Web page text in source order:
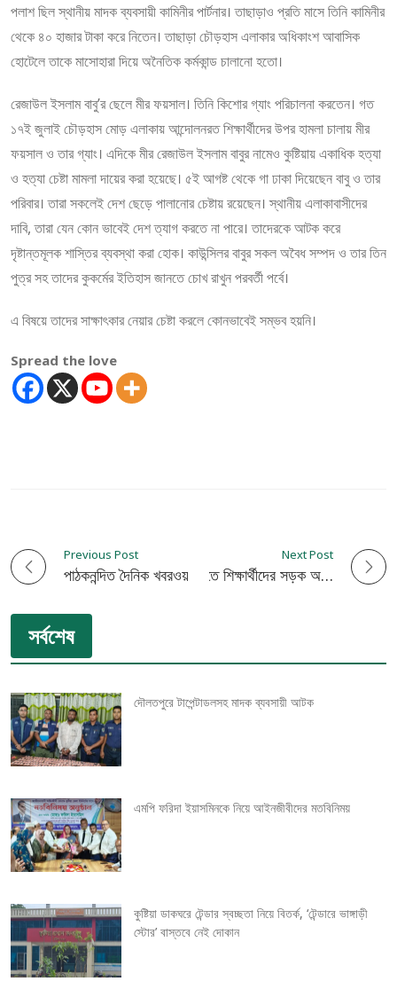
পলাশ ছিল স্থানীয় মাদক ব্যবসায়ী কামিনীর পার্টনার। তাছাড়াও প্রতি মাসে তিনি কামিনীর
থেকে ৪০ হাজার টাকা করে নিতেন। তাছাড়া চৌড়হাস এলাকার অধিকাংশ আবাসিক
হোটেলে তাকে মাসোহারা দিয়ে অনৈতিক কর্মকান্ড চালানো হতো।
রেজাউল ইসলাম বাবু’র ছেলে মীর ফয়সাল। তিনি কিশোর গ্যাং পরিচালনা করতেন। গত
১৭ই জুলাই চৌড়হাস মোড় এলাকায় আন্দোলনরত শিক্ষার্থীদের উপর হামলা চালায় মীর
ফয়সাল ও তার গ্যাং। এদিকে মীর রেজাউল ইসলাম বাবুর নামেও কুষ্টিয়ায় একাধিক হত্যা
ও হত্যা চেষ্টা মামলা দায়ের করা হয়েছে। ৫ই আগষ্ট থেকে গা ঢাকা দিয়েছেন বাবু ও তার
পরিবার। তারা সকলেই দেশ ছেড়ে পালানোর চেষ্টায় রয়েছেন। স্থানীয় এলাকাবাসীদের
দাবি, তারা যেন কোন ভাবেই দেশ ত্যাগ করতে না পারে। তাদেরকে আটক করে
দৃষ্টান্তমূলক শাস্তির ব্যবস্থা করা হোক। কাউন্সিলর বাবুর সকল অবৈধ সম্পদ ও তার তিন
পুত্র সহ তাদের কুকর্মের ইতিহাস জানতে চোখ রাখুন পরবর্তী পর্বে।
এ বিষয়ে তাদের সাক্ষাৎকার নেয়ার চেষ্টা করলে কোনভাবেই সম্ভব হয়নি।
Spread the love
P
o
t
n
a
v
i
a
t
Previous Post
পাঠকনন্দিত দৈনিক খবরওয়ালা পত্রিকার ১ম বর্ষ উদযাপন
Next Post
শিক্ষকের পদত্যাগের দাবিতে শিক্ষার্থীদের সড়ক অবরোধ: ২ শিক্ষক সাময়িক বরখাস্ত
সর্বশেষ
দৌলতপুরে টাপেন্টাডলসহ মাদক ব্যবসায়ী আটক
এমপি ফরিদা ইয়াসমিনকে নিয়ে আইনজীবীদের মতবিনিময়
কুষ্টিয়া ডাকঘরে টেন্ডার স্বচ্ছতা নিয়ে বিতর্ক, ‘টেন্ডারে ভাঙ্গাড়ী
স্টোর’ বাস্তবে নেই দোকান